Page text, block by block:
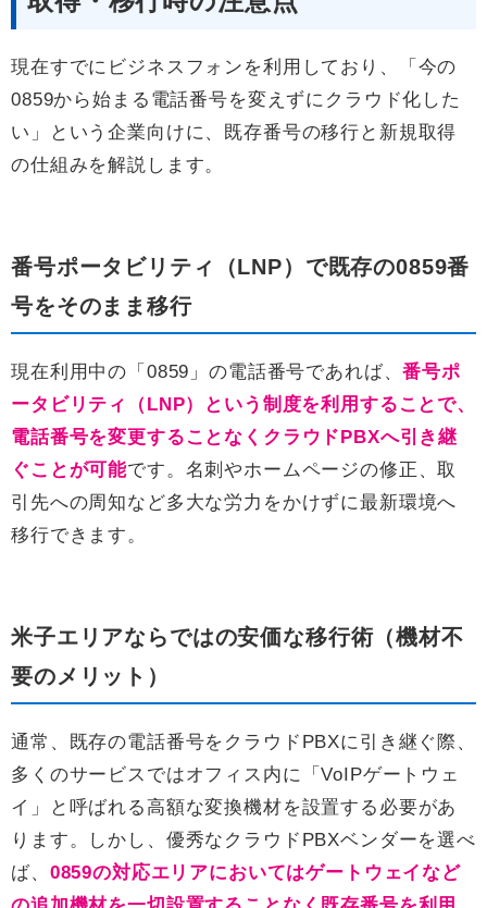
現在すでにビジネスフォンを利用しており、「今の
0859から始まる電話番号を変えずにクラウド化した
い」という企業向けに、既存番号の移行と新規取得
の仕組みを解説します。
番号ポータビリティ（LNP）で既存の0859番
号をそのまま移行
現在利用中の「0859」の電話番号であれば、番号ポ
ータビリティ（LNP）という制度を利用することで、
電話番号を変更することなくクラウドPBXへ引き継
ぐことが可能です。名刺やホームページの修正、取
引先への周知など多大な労力をかけずに最新環境へ
移行できます。
米子エリアならではの安価な移行術（機材不
要のメリット）
通常、既存の電話番号をクラウドPBXに引き継ぐ際、
多くのサービスではオフィス内に「VoIPゲートウェ
イ」と呼ばれる高額な変換機材を設置する必要があ
ります。しかし、優秀なクラウドPBXベンダーを選べ
ば、 0859の対応エリアにおいてはゲートウェイなど